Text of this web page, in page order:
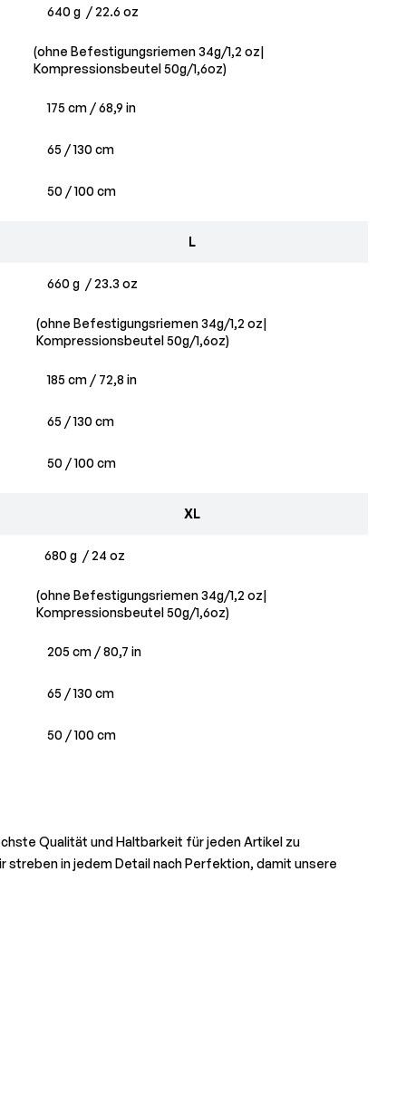
640 g / 22.6 oz
(ohne Befestigungsriemen 34g/1,2 oz|
Kompressionsbeutel 50g/1,6oz)
175 cm / 68,9 in
65 / 130 cm
50 / 100 cm
L
660 g / 23.3 oz
(ohne Befestigungsriemen 34g/1,2 oz|
Kompressionsbeutel 50g/1,6oz)
185 cm / 72,8 in
65 / 130 cm
50 / 100 cm
XL
680 g / 24 oz
(ohne Befestigungsriemen 34g/1,2 oz|
Kompressionsbeutel 50g/1,6oz)
205 cm / 80,7 in
65 / 130 cm
50 / 100 cm
Qualität und Haltbarkeit für jeden Artikel zu
streben in jedem Detail nach Perfektion, damit unsere